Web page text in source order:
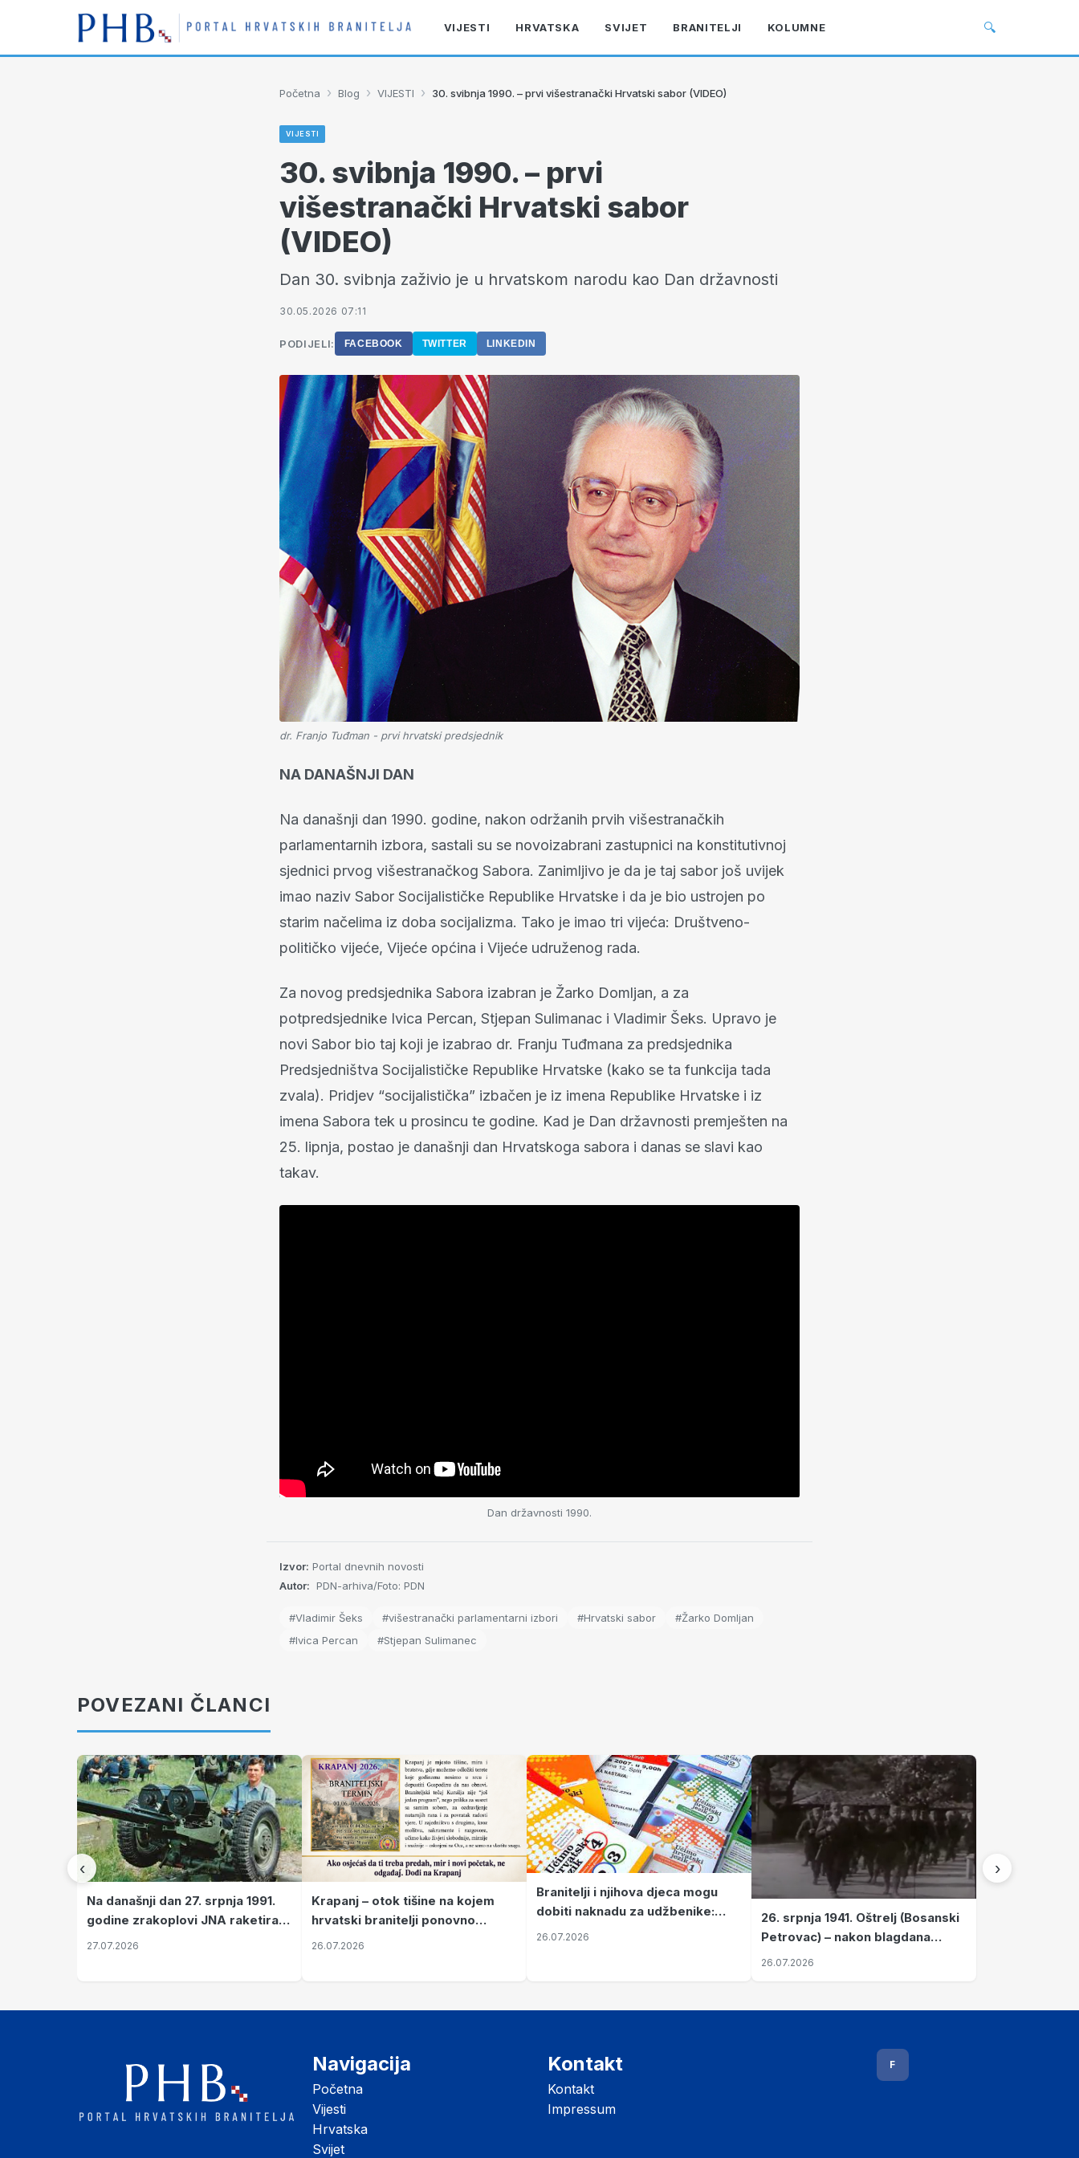
VIJESTI HRVATSKA SVIJET BRANITELJI KOLUMNE 🔍
Početna › Blog › VIJESTI › 30. svibnja 1990. – prvi višestranački Hrvatski sabor (VIDEO)
VIJESTI
30. svibnja 1990. – prvi
višestranački Hrvatski sabor
(VIDEO)
Dan 30. svibnja zaživio je u hrvatskom narodu kao Dan državnosti
30.05.2026 07:11
PODIJELI: FACEBOOK TWITTER LINKEDIN
dr. Franjo Tuđman - prvi hrvatski predsjednik
NA DANAŠNJI DAN
Na današnji dan 1990. godine, nakon održanih prvih višestranačkih
parlamentarnih izbora, sastali su se novoizabrani zastupnici na konstitutivnoj
sjednici prvog višestranačkog Sabora. Zanimljivo je da je taj sabor još uvijek
imao naziv Sabor Socijalističke Republike Hrvatske i da je bio ustrojen po
starim načelima iz doba socijalizma. Tako je imao tri vijeća: Društveno-
političko vijeće, Vijeće općina i Vijeće udruženog rada.
Za novog predsjednika Sabora izabran je Žarko Domljan, a za
potpredsjednike Ivica Percan, Stjepan Sulimanac i Vladimir Šeks. Upravo je
novi Sabor bio taj koji je izabrao dr. Franju Tuđmana za predsjednika
Predsjedništva Socijalističke Republike Hrvatske (kako se ta funkcija tada
zvala). Pridjev “socijalistička” izbačen je iz imena Republike Hrvatske i iz
imena Sabora tek u prosincu te godine. Kad je Dan državnosti premješten na
25. lipnja, postao je današnji dan Hrvatskoga sabora i danas se slavi kao
takav.
Dan državnosti 1990.
Izvor: Portal dnevnih novosti
Autor: PDN-arhiva/Foto: PDN
#Vladimir Šeks #višestranački parlamentarni izbori #Hrvatski sabor
#Žarko Domljan
#Ivica Percan
#Stjepan Sulimanec
POVEZANI ČLANCI
‹
Na današnji dan 27. srpnja 1991.
godine zrakoplovi JNA raketirali
su vojarnu i obučni centar "Nikola
27.07.2026
Krapanj – otok tišine na kojem
hrvatski branitelji ponovno
pronalaze mir
26.07.2026
Branitelji i njihova djeca mogu
dobiti naknadu za udžbenike:
zahtjevi se podnose do 31.
26.07.2026
26. srpnja 1941. Oštrelj (Bosanski
Petrovac) – nakon blagdana
Svete Ane izvršen napad srpskih
26.07.2026
›
Navigacija
Početna
Vijesti
Hrvatska
Svijet
Kontakt
Kontakt
Impressum
F